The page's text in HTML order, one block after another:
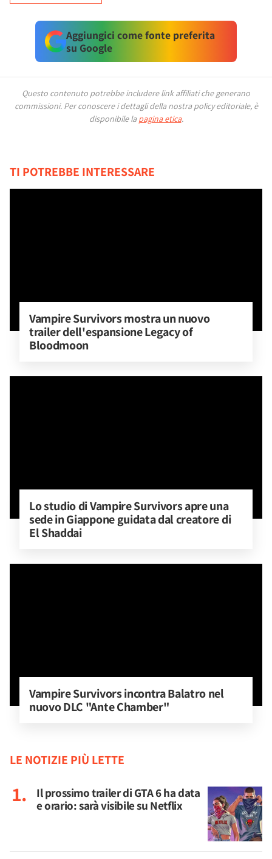
Aggiungici come fonte preferita
su Google
Questo contenuto potrebbe includere link affiliati che generano
commissioni. Per conoscere i dettagli della nostra policy editoriale, è
disponibile la pagina etica.
TI POTREBBE INTERESSARE
Vampire Survivors mostra un nuovo
trailer dell'espansione Legacy of
Bloodmoon
Lo studio di Vampire Survivors apre una
sede in Giappone guidata dal creatore di
El Shaddai
Vampire Survivors incontra Balatro nel
nuovo DLC "Ante Chamber"
LE NOTIZIE PIÙ LETTE
Il prossimo trailer di GTA 6 ha data
e orario: sarà visibile su Netflix